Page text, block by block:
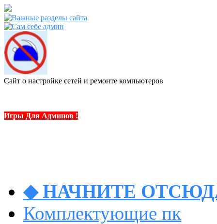
Сайт о настройке сетей и ремонте компьютеров
Игры Для Админов !
◆ НАЧНИТЕ
Комплектующие пк